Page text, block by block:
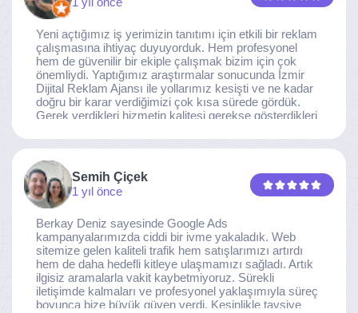
Yeni açtığımız iş yerimizin tanıtımı için etkili bir reklam
çalışmasına ihtiyaç duyuyorduk. Hem profesyonel
hem de güvenilir bir ekiple çalışmak bizim için çok
önemliydi. Yaptığımız araştırmalar sonucunda İzmir
Dijital Reklam Ajansı ile yollarımız kesişti ve ne kadar
doğru bir karar verdiğimizi çok kısa sürede gördük.
Gerek verdikleri hizmetin kalitesi gerekse gösterdikleri
noktaya ulaştı. Kaliteden asla taviz vermeyen, her
ekibine gönülden teşekkür ederiz.
Semih Çiçek
1 yıl önce
Berkay Deniz sayesinde Google Ads
kampanyalarımızda ciddi bir ivme yakaladık. Web
sitemize gelen kaliteli trafik hem satışlarımızı artırdı
hem de daha hedefli kitleye ulaşmamızı sağladı. Artık
ilgisiz aramalarla vakit kaybetmiyoruz. Sürekli
iletişimde kalmaları ve profesyonel yaklaşımıyla süreç
boyunca bize büyük güven verdi. Kesinlikle tavsiye